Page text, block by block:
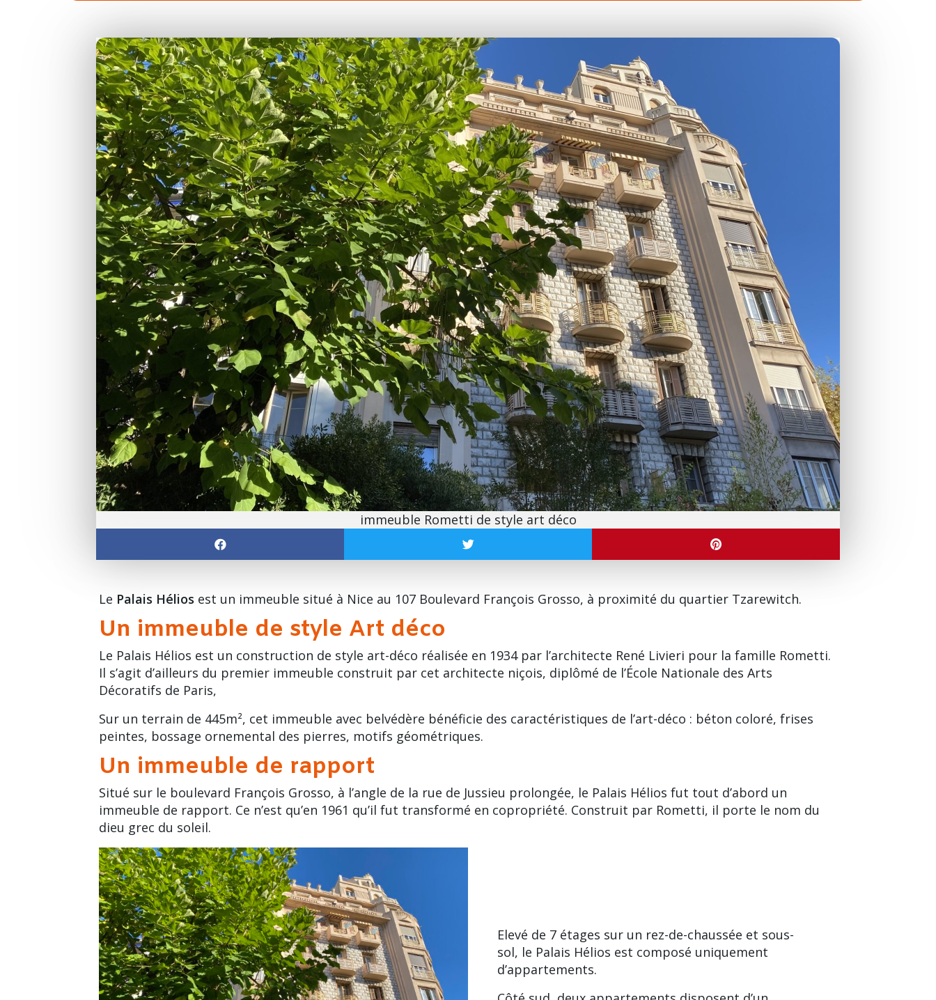
immeuble Rometti de style art déco
Le Palais Hélios est un immeuble situé à Nice au 107 Boulevard François Grosso, à proximité du quartier Tzarewitch.
Un immeuble de style Art déco
Le Palais Hélios est un construction de style art-déco réalisée en 1934 par l’architecte René Livieri pour la famille Rometti.
Il s’agit d’ailleurs du premier immeuble construit par cet architecte niçois, diplômé de l’École Nationale des Arts
Décoratifs de Paris,
Sur un terrain de 445m², cet immeuble avec belvédère bénéficie des caractéristiques de l’art-déco : béton coloré, frises
peintes, bossage ornemental des pierres, motifs géométriques.
Un immeuble de rapport
Situé sur le boulevard François Grosso, à l’angle de la rue de Jussieu prolongée, le Palais Hélios fut tout d’abord un
immeuble de rapport. Ce n’est qu’en 1961 qu’il fut transformé en copropriété. Construit par Rometti, il porte le nom du
dieu grec du soleil.
Elevé de 7 étages sur un rez-de-chaussée et sous-
sol, le Palais Hélios est composé uniquement
d’appartements.